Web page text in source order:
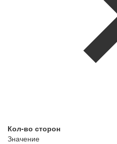
Кол-во сторон
Значение